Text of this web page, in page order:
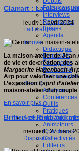
Faits
Interviews
Reportages
Brèves
Agenda
Innover
Didactique
Dispositifs
Pédagogie
Recherche
Technologies
Savoir(s)
Analyses
Conférences
Outils
Pratiques
Acteurs de
Animateurs
Chercheurs
Collectivités
Editeurs
Clamart : La maison-
jeudi, 11 avril 2024
Fait marquant
La maison-atelier de Jean
de vie et de création, des
Marguerite Hagenbach-
Arp pour valoriser une
L’expositionEsprit d’atelier
maison-atelier d’un
En savoir plus...
Britten et Rimbaud
mercredi, 27 mars
Dispositifs